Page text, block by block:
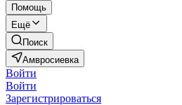
Помощь
Ещё
Поиск
Амвросиевка
Войти
Войти
Зарегистрироваться